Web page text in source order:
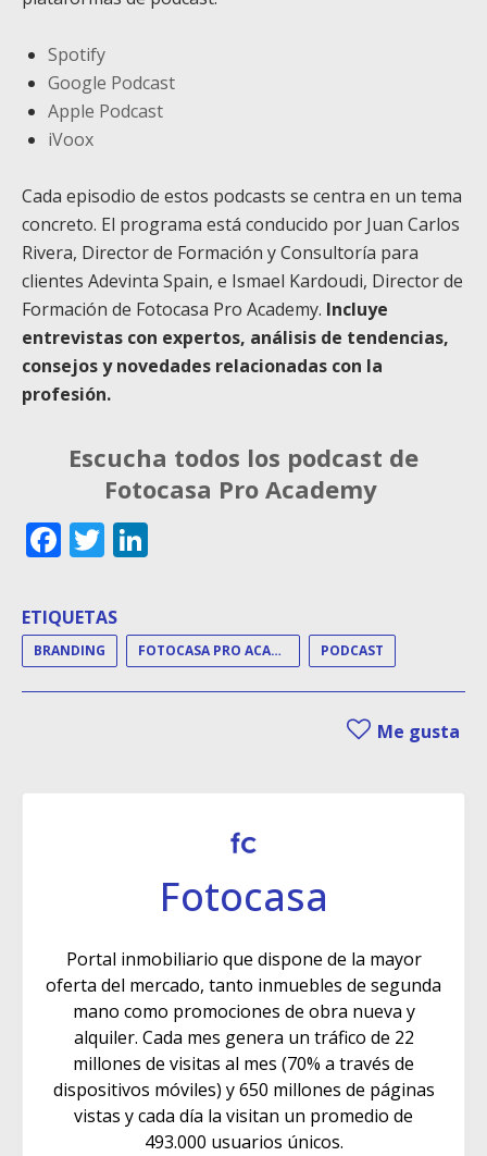
Spotify
Google Podcast
Apple Podcast
iVoox
Cada episodio de estos podcasts se centra en un tema
concreto. El programa está conducido por Juan Carlos
Rivera, Director de Formación y Consultoría para
clientes Adevinta Spain, e Ismael Kardoudi, Director de
Formación de Fotocasa Pro Academy. Incluye
entrevistas con expertos, análisis de tendencias,
consejos y novedades relacionadas con la
profesión.
Escucha todos los podcast de
Fotocasa Pro Academy
Facebook
Twitter
ETIQUETAS
BRANDING FOTOCASA PRO ACADEMY PODCAST
Me gusta
Fotocasa
Portal inmobiliario que dispone de la mayor
oferta del mercado, tanto inmuebles de segunda
mano como promociones de obra nueva y
alquiler. Cada mes genera un tráfico de 22
millones de visitas al mes (70% a través de
dispositivos móviles) y 650 millones de páginas
vistas y cada día la visitan un promedio de
493.000 usuarios únicos.